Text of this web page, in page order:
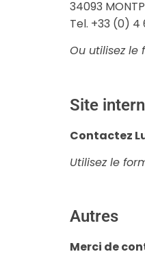
34093
Tel. +33 (0) 4
Ou utilisez le
Site
Contactez
Utilisez le
Autres
Merci de